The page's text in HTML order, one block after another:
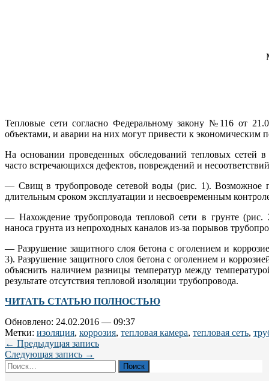
Тепловые сети согласно Федеральному закону №116 от
объектами, и аварии на них могут привести к экономическим
На основании проведенных обследований тепловых сетей
часто встречающихся дефектов, повреждений и
— Свищ в трубопроводе сетевой воды (рис. 1). Возможное
длительным сроком эксплуатации и несвоевременным
— Нахождение трубопровода тепловой сети в грунте (рис.
наноса грунта из непроходных каналов из-за порывов
— Разрушение защитного слоя бетона с оголением и
3). Разрушение защитного слоя бетона с оголением и
объяснить наличием разницы температур между
результате отсутствия тепловой изоляции трубопровода.
ЧИТАТЬ СТАТЬЮ ПОЛНОСТЬЮ
Обновлено: 24.02.2016 — 09:37
Метки: изоляция, коррозия, тепловая камера, тепловая сеть,
← Предыдущая запись
Следующая запись →
Найти: